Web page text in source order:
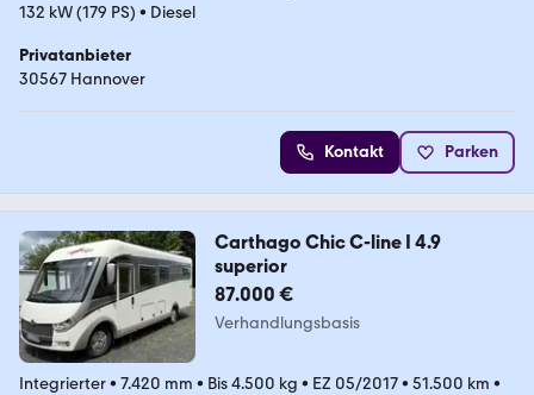
132 kW (179 PS) • Diesel
Privatanbieter
30567 Hannover
Kontakt Parken
Carthago Chic C-line I 4.9
superior
87.000 €
Verhandlungsbasis
Integrierter• 7.420 mm • Bis 4.500 kg • EZ 05/2017• 51.500 km •